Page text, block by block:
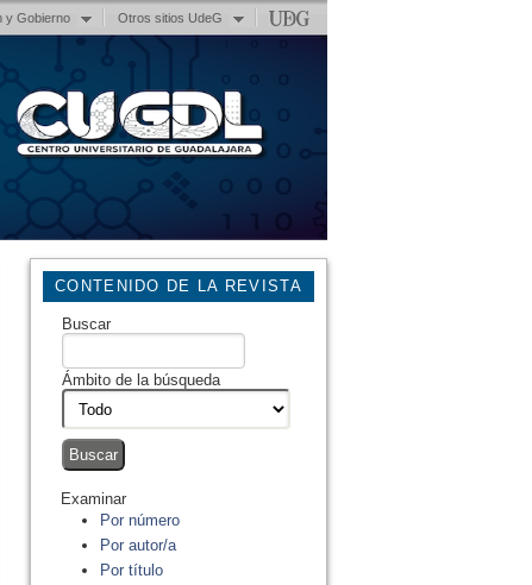
y Gobierno Otros sitios UdeG
CONTENIDO DE LA REVISTA
Buscar
Ámbito de la búsqueda
Examinar
Por número
Por autor/a
Por título